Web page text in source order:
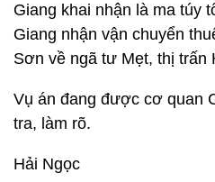
Giang khai nhận là ma túy
Giang nhận vận chuyển
Sơn về ngã tư Mẹt, thị trấn
Vụ án đang được cơ quan
tra, làm rõ.
Hải Ngọc